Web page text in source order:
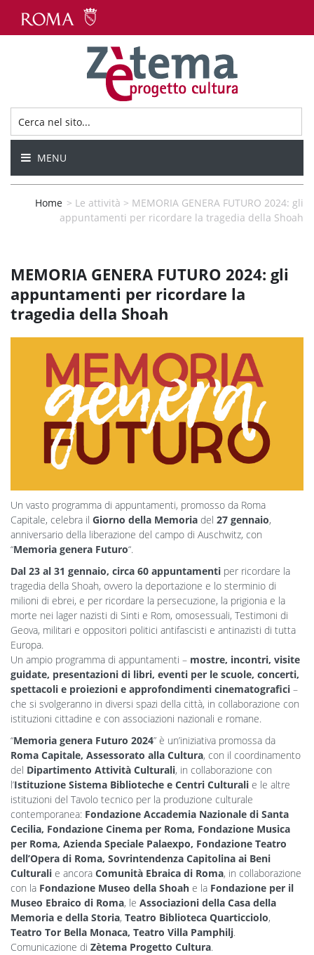
MENU
Home > Le attività > MEMORIA GENERA FUTURO 2024: gli
appuntamenti per ricordare la tragedia della Shoah
MEMORIA GENERA FUTURO 2024: gli
appuntamenti per ricordare la
tragedia della Shoah
Un vasto programma di appuntamenti, promosso da Roma
Capitale, celebra il Giorno della Memoria del 27 gennaio,
anniversario della liberazione del campo di Auschwitz, con
“Memoria genera Futuro“.
Dal 23 al 31 gennaio, circa 60 appuntamenti per ricordare la
tragedia della Shoah, ovvero la deportazione e lo sterminio di
milioni di ebrei, e per ricordare la persecuzione, la prigionia e la
morte nei lager nazisti di Sinti e Rom, omosessuali, Testimoni di
Geova, militari e oppositori politici antifascisti e antinazisti di tutta
Europa.
Un ampio programma di appuntamenti – mostre, incontri, visite
guidate, presentazioni di libri, eventi per le scuole, concerti,
spettacoli e proiezioni e approfondimenti cinematografici –
che si svolgeranno in diversi spazi della città, in collaborazione con
istituzioni cittadine e con associazioni nazionali e romane.
“Memoria genera Futuro 2024” è un’iniziativa promossa da
Roma Capitale, Assessorato alla Cultura, con il coordinamento
del Dipartimento Attività Culturali, in collaborazione con
l’Istituzione Sistema Biblioteche e Centri Culturali e le altre
istituzioni del Tavolo tecnico per la produzione culturale
contemporanea: Fondazione Accademia Nazionale di Santa
Cecilia, Fondazione Cinema per Roma, Fondazione Musica
per Roma, Azienda Speciale Palaexpo, Fondazione Teatro
dell’Opera di Roma, Sovrintendenza Capitolina ai Beni
Culturali e ancora Comunità Ebraica di Roma, in collaborazione
con la Fondazione Museo della Shoah e la Fondazione per il
Museo Ebraico di Roma, le Associazioni della Casa della
Memoria e della Storia, Teatro Biblioteca Quarticciolo,
Teatro Tor Bella Monaca, Teatro Villa Pamphilj.
Comunicazione di Zètema Progetto Cultura.